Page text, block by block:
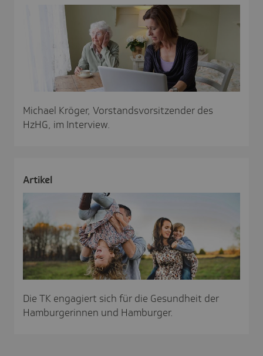
Michael Kröger, Vorstandsvorsitzender des
HzHG, im Interview.
Artikel
Die TK engagiert sich für die Gesundheit der
Hamburgerinnen und Hamburger.